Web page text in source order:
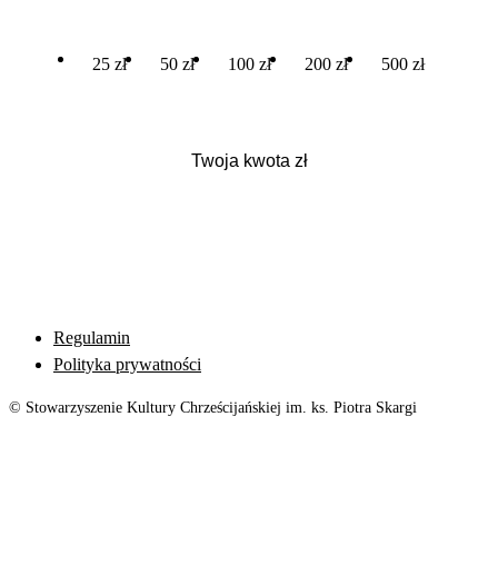
25 zł 50 zł 100 zł 200 zł 500 zł
Regulamin
Polityka prywatności
© Stowarzyszenie Kultury Chrześcijańskiej im. ks. Piotra Skargi